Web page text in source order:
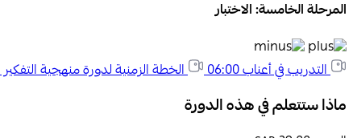
المرحلة الخامسة: الاختبار
التدريب في أعناب06:00 الخطة الزمنية لدورة منهجية
ماذا ستتعلم في هذه الدورة